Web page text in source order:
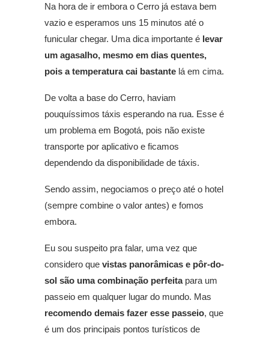
Na hora de ir embora o Cerro já estava bem
vazio e esperamos uns 15 minutos até o
funicular chegar. Uma dica importante é levar
um agasalho, mesmo em dias quentes,
pois a temperatura cai bastante lá em cima.
De volta a base do Cerro, haviam
pouquíssimos táxis esperando na rua. Esse é
um problema em Bogotá, pois não existe
transporte por aplicativo e ficamos
dependendo da disponibilidade de táxis.
Sendo assim, negociamos o preço até o hotel
(sempre combine o valor antes) e fomos
embora.
Eu sou suspeito pra falar, uma vez que
considero que vistas panorâmicas e pôr-do-
sol são uma combinação perfeitapara um
passeio em qualquer lugar do mundo. Mas
recomendo demais fazer esse passeio, que
é um dos principais pontos turísticos de